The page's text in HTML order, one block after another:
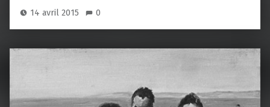
14 avril 2015 0